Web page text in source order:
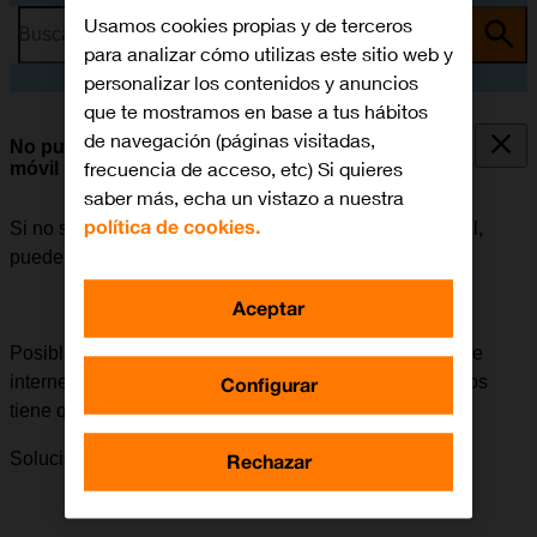
Busca por problema o tema
No puedo utilizar la conexión de internet de mi
móvil
Si no se puede utilizar la conexión de internet del móvil,
puede haber varias causas posibles al problema.
Posible causa 3 de 4:Para poder utilizar la conexión de
internet del móvil en el extranjero, la itinerancia de datos
tiene que estar activada.
Solución: Cómo activar la itinerancia de datos.
Usamos cookies propias y de terceros
para analizar cómo utilizas este sitio web y
personalizar los contenidos y anuncios
que te mostramos en base a tus hábitos
de navegación (páginas visitadas,
frecuencia de acceso, etc) Si quieres
saber más, echa un vistazo a nuestra
política de cookies.
Configurar
Rechazar
Aceptar